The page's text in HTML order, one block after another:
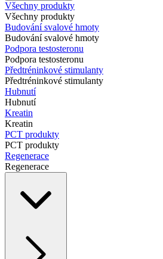
Všechny produkty
Všechny produkty
Budování svalové hmoty
Budování svalové hmoty
Podpora testosteronu
Podpora testosteronu
Předtréninkové stimulanty
Předtréninkové stimulanty
Hubnutí
Hubnutí
Kreatin
Kreatin
PCT produkty
PCT produkty
Regenerace
Regenerace